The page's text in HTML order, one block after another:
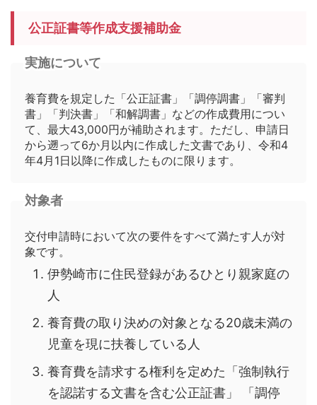
公正証書等作成支援補助金
実施について
養育費を規定した「公正証書」「調停調書」「審判
書」「判決書」「和解調書」などの作成費用につい
て、最大43,000円が補助されます。ただし、申請日
から遡って6か月以内に作成した文書であり、令和4
年4月1日以降に作成したものに限ります。
対象者
交付申請時において次の要件をすべて満たす人が対
象です。
伊勢崎市に住民登録があるひとり親家庭の
人
養育費の取り決めの対象となる20歳未満の
児童を現に扶養している人
養育費を請求する権利を定めた「強制執行
を認諾する文書を含む公正証書」 「調停